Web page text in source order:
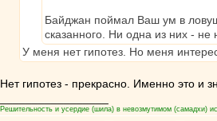
Байджан поймал Ваш ум в
сказанного. Ни одна из них - не
У меня нет гипотез. Но меня
Нет гипотез - прекрасно. Именно это и
Решительность и усердие (шила) в невозмутимом (самадхи)